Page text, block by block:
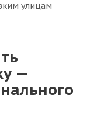
улицам
—